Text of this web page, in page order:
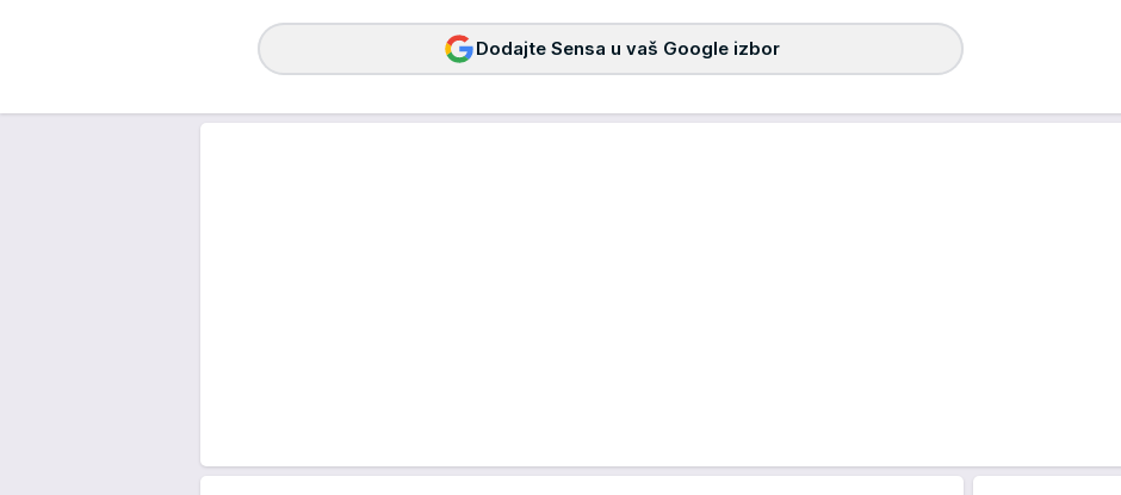
Dodajte Sensa u vaš Google izbor